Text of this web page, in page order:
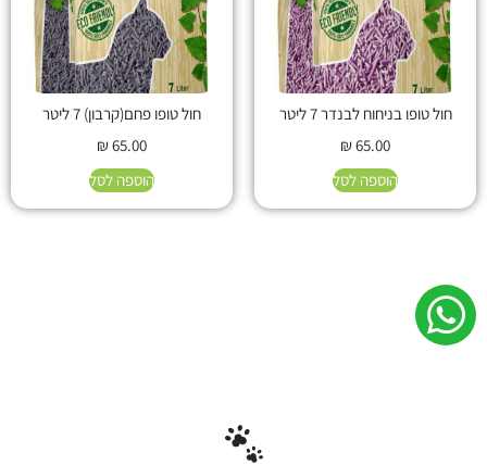
חול טופו בניחוח לבנדר 7 ליטר
₪65.00
הוספה לסל
חול טופו פחם(קרבון) 7 ליטר
₪65.00
הוספה לסל